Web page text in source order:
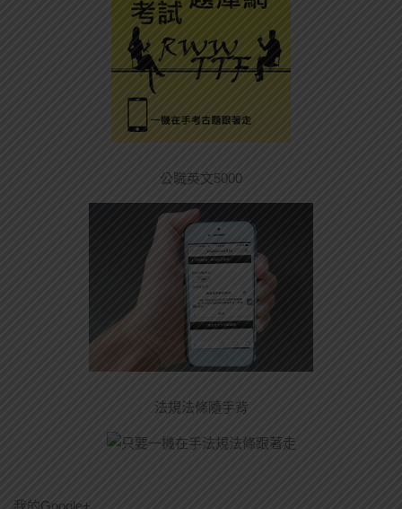
公職英文5000
法規法條隨手背
我的Google+